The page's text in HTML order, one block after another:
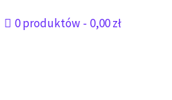
0 produktów 0,00 zł